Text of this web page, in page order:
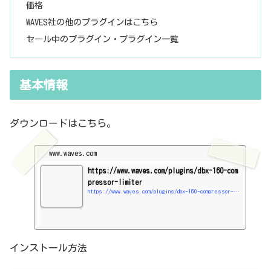
価格
WAVES社の他のプラグインはこちら
セール中のプラグイン・プラグイン一覧
基本情報
ダウンロードはこちら。
www.waves.com
https://www.waves.com/plugins/dbx-160-com
pressor-limiter
https://www.waves.com/plugins/dbx-160-compressor-limiter
インストール方法